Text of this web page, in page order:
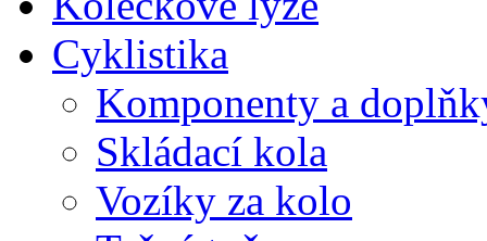
Cyklistika
Komponenty a
Skládací kola
Vozíky za kolo